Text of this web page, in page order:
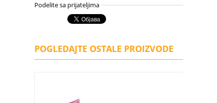
Podelite sa prijateljima
POGLEDAJTE OSTALE PROIZVODE